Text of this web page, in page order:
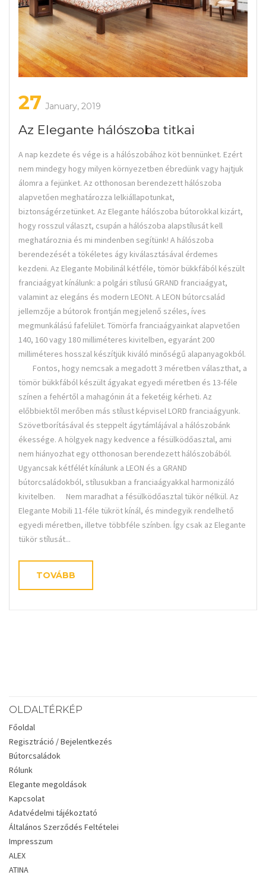
27 January, 2019
Az Elegante hálószoba titkai
A nap kezdete és vége is a hálószobához köt bennünket. Ezért
nem mindegy hogy milyen környezetben ébredünk vagy hajtjuk
álomra a fejünket. Az otthonosan berendezett hálószoba
alapvetően meghatározza lelkiállapotunkat,
biztonságérzetünket. Az Elegante hálószoba bútorokkal kizárt,
hogy rosszul választ, csupán a hálószoba alapstílusát kell
meghatároznia és mi mindenben segítünk! A hálószoba
berendezését a tökéletes ágy kiválasztásával érdemes
kezdeni. Az Elegante Mobilinál kétféle, tömör bükkfából készült
franciaágyat kínálunk: a polgári stílusú GRAND franciaágyat,
valamint az elegáns és modern LEONt. A LEON bútorcsalád
jellemzője a bútorok frontján megjelenő széles, íves
megmunkálású fafelület. Tömörfa franciaágyainkat alapvetően
140, 160 vagy 180 milliméteres kivitelben, egyaránt 200
milliméteres hosszal készítjük kiváló minőségű alapanyagokból.
Fontos, hogy nemcsak a megadott 3 méretben választhat, a
tömör bükkfából készült ágyakat egyedi méretben és 13-féle
színen a fehértől a mahagónin át a feketéig kérheti. Az
előbbiektől merőben más stílust képvisel LORD franciaágyunk.
Szövetborításával és steppelt ágytámlájával a hálószobánk
ékessége. A hölgyek nagy kedvence a fésülködőasztal, ami
nem hiányozhat egy otthonosan berendezett hálószobából.
Ugyancsak kétfélét kínálunk a LEON és a GRAND
bútorcsaládokból, stílusukban a franciaágyakkal harmonizáló
kivitelben. Nem maradhat a fésülködőasztal tükör nélkül. Az
Elegante Mobili 11-féle tükröt kínál, és mindegyik rendelhető
egyedi méretben, illetve többféle színben. Így csak az Elegante
tükör stílusát...
TOVÁBB
OLDALTÉRKÉP
Főoldal
Regisztráció / Bejelentkezés
Bútorcsaládok
Rólunk
Elegante megoldások
Kapcsolat
Adatvédelmi tájékoztató
Általános Szerződés Feltételei
Impresszum
ALEX
ATINA